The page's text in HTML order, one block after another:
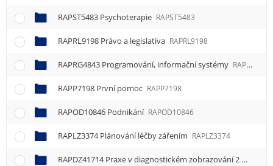
RAPST5483 Psychoterapie RAPST5483
RAPRL9198 Právo a legislativa RAPRL9198
RAPRG4843 Programování, informační systémy RAPRG4843
RAPP7198 První pomoc RAPP7198
RAPOD10846 Podnikání RAPOD10846
RAPLZ3374 Plánování léčby zářením RAPLZ3374
RAPDZ41714 Praxe v diagnostickém zobrazování 2